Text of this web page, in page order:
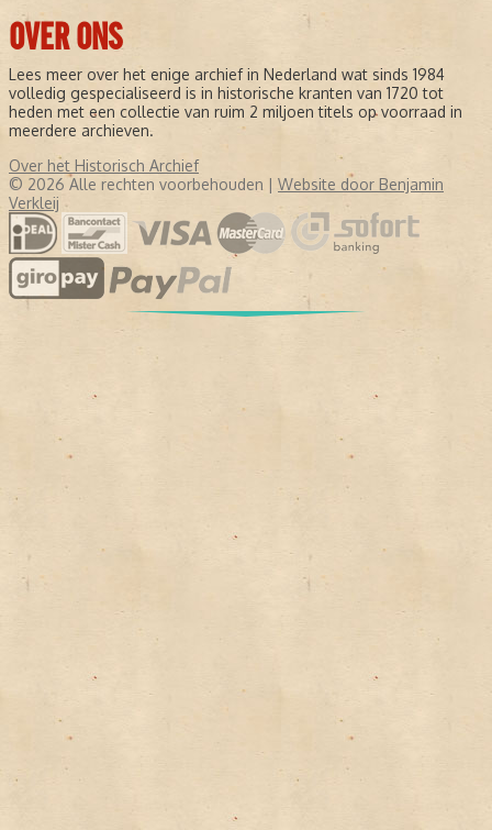
OVER ONS
Lees meer over het enige archief in Nederland wat sinds 1984
volledig gespecialiseerd is in historische kranten van 1720 tot
heden met een collectie van ruim 2 miljoen titels op voorraad in
meerdere archieven.
Over het Historisch Archief
© 2026 Alle rechten voorbehouden | Website door Benjamin
Verkleij